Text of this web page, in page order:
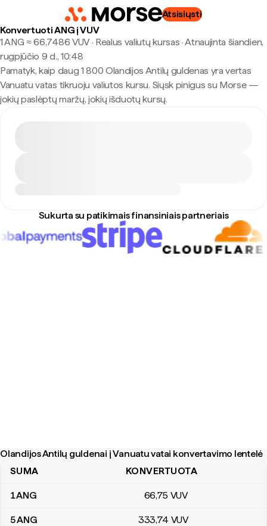
Atsisiųsti
Konvertuoti ANG į VUV
1 ANG ≈ 66,7486 VUV · Realus valiutų kursas ·Atnaujinta šiandien,
rugpjūčio 9 d., 10:48
Pamatyk, kaip daug 1 800 Olandijos Antilų guldenas yra vertas
Vanuatu vatas tikruoju valiutos kursu. Siųsk pinigus su Morse —
jokių paslėptų maržų, jokių išduotų kursų.
Sukurta su patikimais finansiniais partneriais
Olandijos Antilų guldenai į Vanuatu vatai konvertavimo lentelė
Olandijos Antilų guldenai į Vanuatu vatai konvertavimo lentelė
SUMA KONVERTUOTA
1ANG 66,75 VUV
5ANG 333,74 VUV